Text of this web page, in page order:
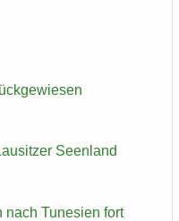
Se­en­land
nach Tu­ne­si­en fort